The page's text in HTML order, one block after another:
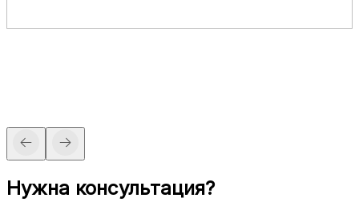
Нужна консультация?